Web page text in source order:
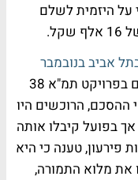
כי על היזמית לשלם
אביב בנובמבר
, נרשם איחור במסירת הדירות גם בפרויקט תמ"א 38
עדי חושן ב-2015. לפי ההסכם, הרוכשים היו
לקבל את הדירה במאי 2018, אך בפועל קיבלו אותה
פירעון, טענה כי היא
את מלוא התמורה,